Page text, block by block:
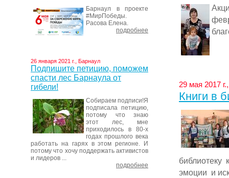
Барнаул в проекте
#МирПобеды.
Расова Елена.
подробнее
26 января 2021 г., Барнаул
Подпишите петицию, поможем
спасти лес Барнаула от
гибели!
Собираем подписи!Я
подписала петицию,
потому что знаю
этот лес, мне
приходилось в 80-х
годах прошлого века
работать на гарях в этом регионе. И
потому что хочу поддержать активистов
и лидеров ...
подробнее
29 мая 2017
Книги в
библиотеку
эмоции и